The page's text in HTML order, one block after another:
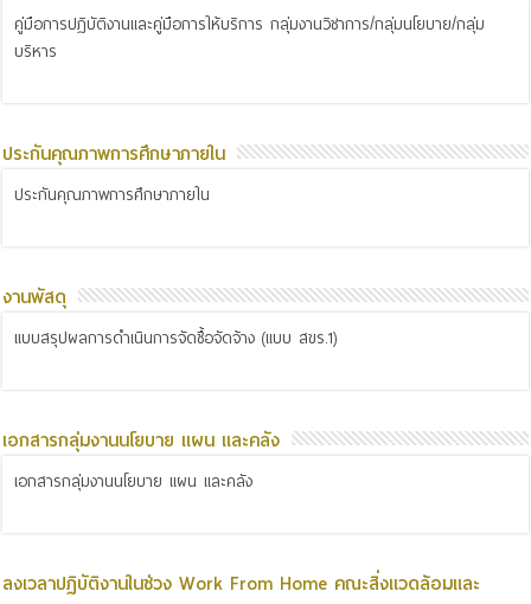
คู่มือการปฏิบัติงานและคู่มือการให้บริการ กลุ่มงานวิชาการ/กลุ่มนโยบาย/กลุ่ม
บริหาร
ประกันคุณภาพการศึกษาภายใน
ประกันคุณภาพการศึกษาภายใน
งานพัสดุ
แบบสรุปผลการดำเนินการจัดซื้อจัดจ้าง (แบบ สขร.1)
เอกสารกลุ่มงานนโยบาย แผน และคลัง
เอกสารกลุ่มงานนโยบาย แผน และคลัง
ลงเวลาปฏิบัติงานในช่วง Work From Home คณะสิ่งแวดล้อมและ